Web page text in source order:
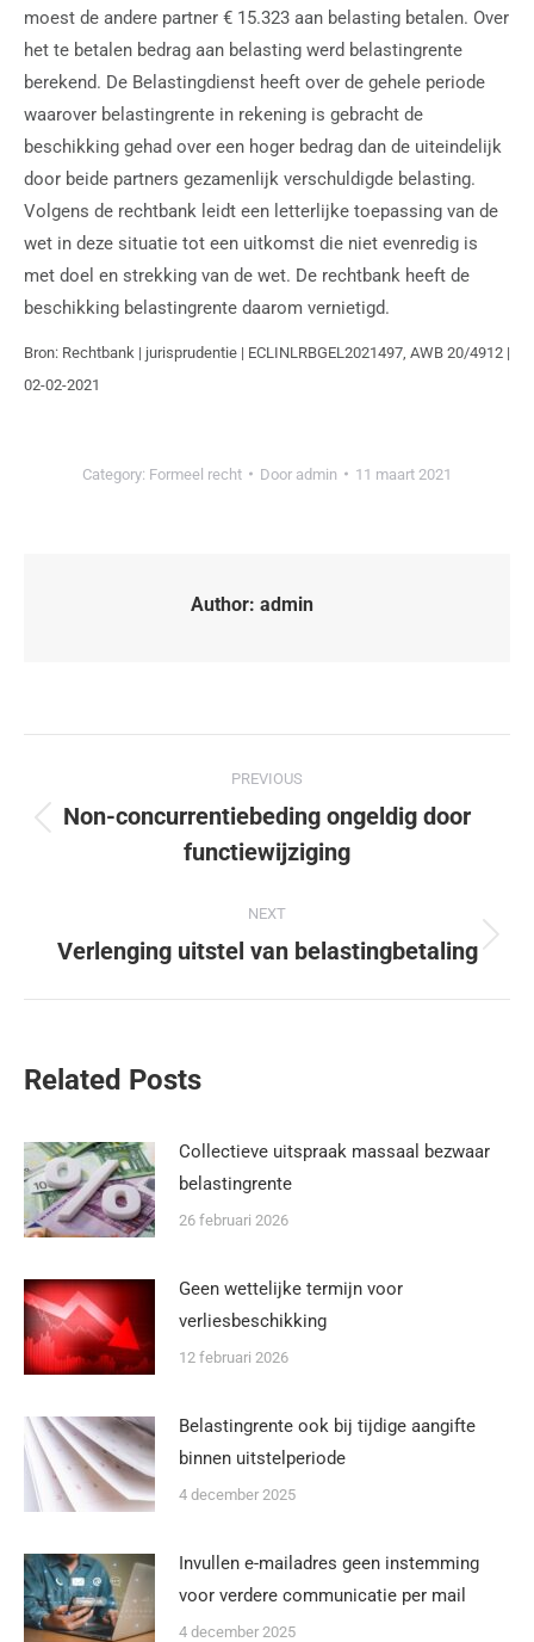
moest de andere partner € 15.323 aan belasting betalen. Over
het te betalen bedrag aan belasting werd belastingrente
berekend. De Belastingdienst heeft over de gehele periode
waarover belastingrente in rekening is gebracht de
beschikking gehad over een hoger bedrag dan de uiteindelijk
door beide partners gezamenlijk verschuldigde belasting.
Volgens de rechtbank leidt een letterlijke toepassing van de
wet in deze situatie tot een uitkomst die niet evenredig is
met doel en strekking van de wet. De rechtbank heeft de
beschikking belastingrente daarom vernietigd.
Bron: Rechtbank | jurisprudentie | ECLINLRBGEL2021497, AWB 20/4912 |
02-02-2021
Category: Formeel recht Door admin 11 maart 2021
Author: admin
PREVIOUS
Non-concurrentiebeding ongeldig door
functiewijziging
NEXT
Verlenging uitstel van belastingbetaling
Related Posts
Collectieve uitspraak massaal bezwaar
belastingrente
26 februari 2026
Geen wettelijke termijn voor
verliesbeschikking
12 februari 2026
Belastingrente ook bij tijdige aangifte
binnen uitstelperiode
4 december 2025
Invullen e-mailadres geen instemming
voor verdere communicatie per mail
4 december 2025